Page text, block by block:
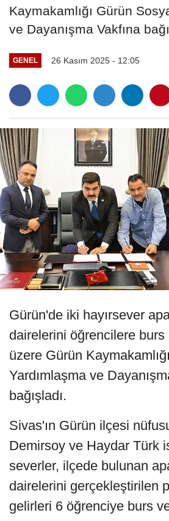
Kaymakamlığı Gürün
ve Dayanışma Vakfına
GENEL 26 Kasım 2025 - 12:05
Gürün'de iki hayırsever
dairelerini öğrencilere
üzere Gürün
Yardımlaşma ve
bağışladı.
Sivas'ın Gürün ilçesi
Demirsoy ve Haydar Türk
severler, ilçede bulunan
dairelerini gerçekleştirilen
gelirleri 6 öğrenciye burs